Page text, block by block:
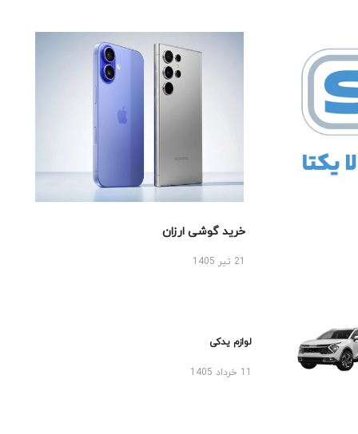
خرید گوشی ارزان
لوازم یدکی